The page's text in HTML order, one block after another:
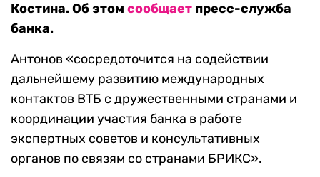
Костина. Об этом сообщает пресс-служба
банка.
Антонов «сосредоточится на содействии
дальнейшему развитию международных
контактов ВТБ с дружественными странами и
координации участия банка в работе
экспертных советов и консультативных
органов по связям со странами БРИКС».